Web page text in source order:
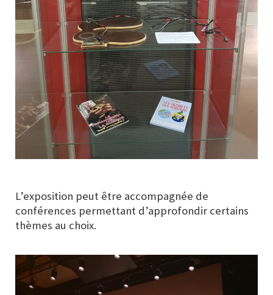
L’exposition peut être accompagnée de
conférences permettant d’approfondir certains
thèmes au choix.